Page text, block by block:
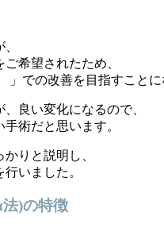
希望されたため、
」での改善を目指すことに
良い変化になるので、
術だと思います。
りと説明し、
いました。
)の特徴